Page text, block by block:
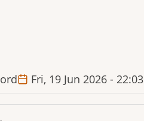
Fri, 19 Jun 2026 - 22:03